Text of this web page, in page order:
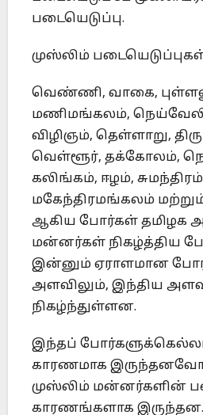
படையெடுப்பு.
முஸ்லிம்
வெண்ணி, வாகை,
மணிமங்கலம்,
விழிஞம், தெள்ளாறு,
வெள்ளூர், தக்கோலம்,
கலிங்கம், ஈழம்,
மகேந்திரமங்கலம்
ஆகிய போர்கள் தமிழக
மன்னர்கள் நிகழ்த்திய
இன்னும் ஏராளமான
அளவிலும், இந்திய
நிகழ்ந்துள்ளன.
இந்தப்
காரணமாக
முஸ்லிம் மன்னர்களின்
காரணங்களாக இருந்தன.